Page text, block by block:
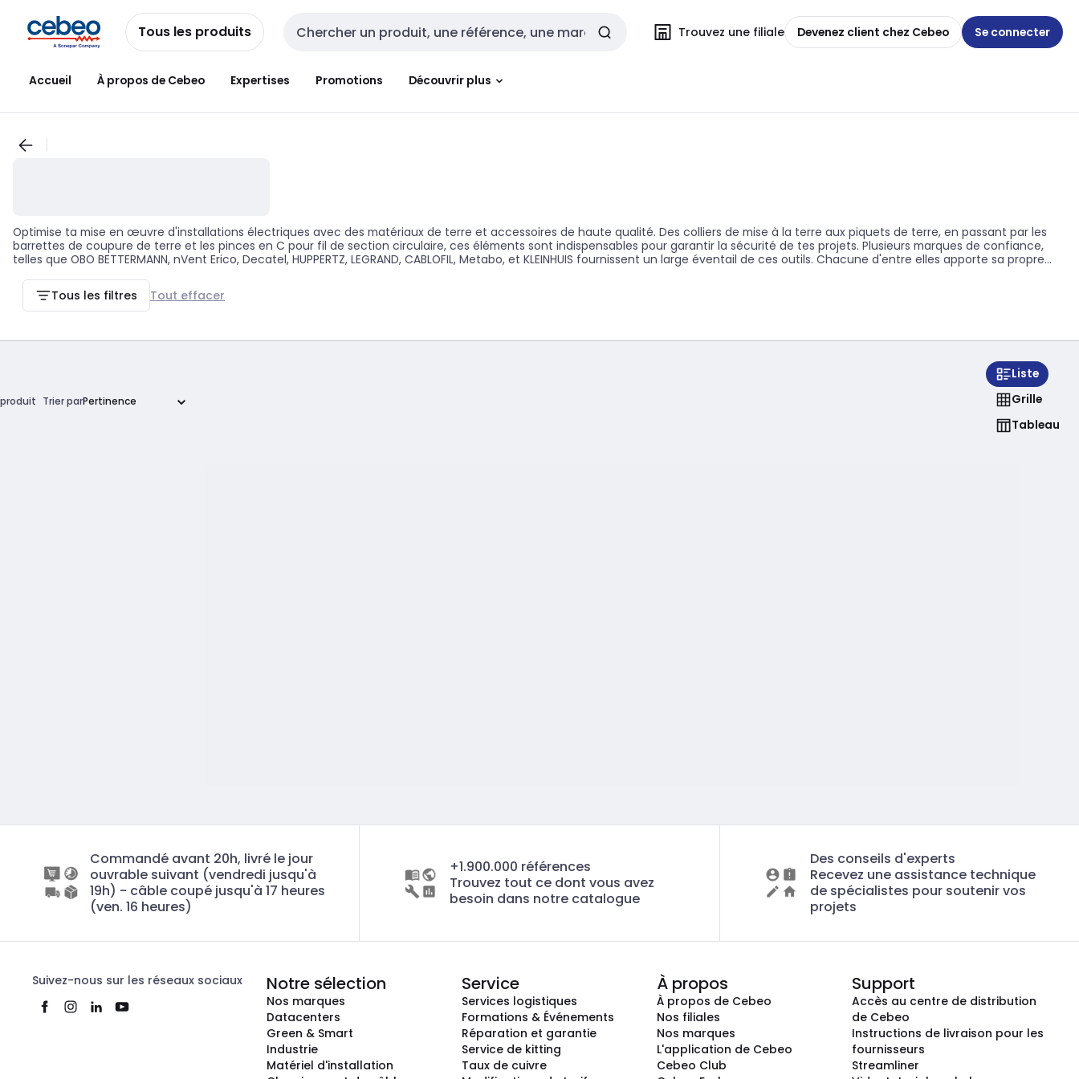
navigationau
contenu
Tous les produits Entrée de recherche Trouvez une filiale Devenez client chez Cebeo Se connecter
Accueil À propos de Cebeo Expertises Promotions Découvrir plus
Optimise ta mise en œuvre d'installations électriques avec des matériaux de terre et accessoires de haute qualité. Des colliers de mise à la terre aux piquets de terre, en passant par les
barrettes de coupure de terre et les pinces en C pour fil de section circulaire, ces éléments sont indispensables pour garantir la sécurité de tes projets. Plusieurs marques de confiance,
telles que OBO BETTERMANN, nVent Erico, Decatel, HUPPERTZ, LEGRAND, CABLOFIL, Metabo, et KLEINHUIS fournissent un large éventail de ces outils. Chacune d'entre elles apporte sa propre
distribution électrique sûre et efficace. Ces outils permettent de minimiser les risques associés aux défauts électriques en fournissant un chemin sûr pour le courant vers le sol. En
maîtrisant bien ces éléments, tu peux ainsi assurer la sécurité et la fiabilité de tes installations.
Tous les filtres Tout effacer
produit Trier par
Liste
Grille
Tableau
Commandé avant 20h, livré le jour
ouvrable suivant (vendredi jusqu'à
19h) - câble coupé jusqu'à 17 heures
(ven. 16 heures)
+1.900.000 références
Trouvez tout ce dont vous avez
besoin dans notre catalogue
Des conseils d'experts
Recevez une assistance technique
de spécialistes pour soutenir vos
projets
Suivez-nous sur les réseaux sociaux Notre sélection
Nos marques
Datacenters
Green & Smart
Industrie
Matériel d'installation
Service
Services logistiques
Formations & Événements
Réparation et garantie
Service de kitting
Taux de cuivre
À propos
À propos de Cebeo
Nos filiales
Nos marques
L'application de Cebeo
Cebeo Club
Support
Accès au centre de distribution
de Cebeo
Instructions de livraison pour les
fournisseurs
Streamliner